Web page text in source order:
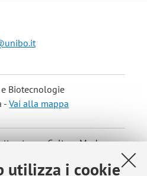
utilizza i cookie
Biotecnologie
-Vai alla mappa
e Culture Moderne